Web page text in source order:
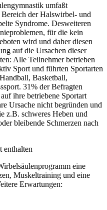
umfaßt
der Halswirbel- und
Syndrome. Desweiteren
für die kein
wird und daher diesen
auf die Ursachen dieser
Alle Teilnehmer betrieben
Sport und führten Sportarten
Basketball,
31% der Befragten
ihre betriebene Sportart
Ursache nicht begründen und
z.B. schweres Heben und
bleibende Schmerzen nach
enthalten
eine
Muskeltraining und eine
Erwartungen: